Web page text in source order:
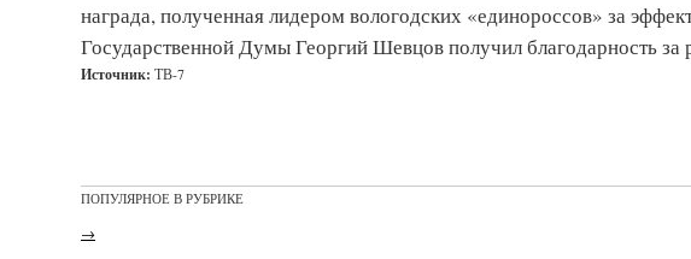
награда, полученная лидером вологодских «единороссов» за
Государственной Думы Георгий Шевцов получил благодарность за
Источник: ТВ-7
ПОПУЛЯРНОЕ В РУБРИКЕ
→